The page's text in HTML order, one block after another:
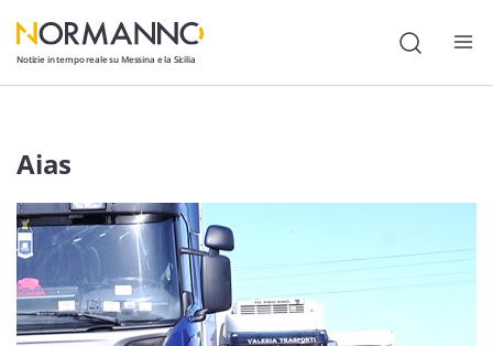
Notizie in tempo reale su Messina e la Sicilia
Politica
Cultura
Lavoro
Aias